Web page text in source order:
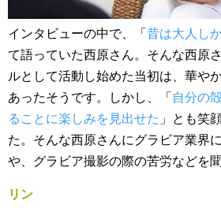
インタビューの中で、「 昔は大人し
て語っていた西原さん。そんな西原
ルとして活動し始めた当初は、華や
あったそうです。しかし、「 自分の
ることに楽しみを見出せた 」とも笑
た。そんな西原さんにグラビア業界
や、グラビア撮影の際の苦労などを
リン